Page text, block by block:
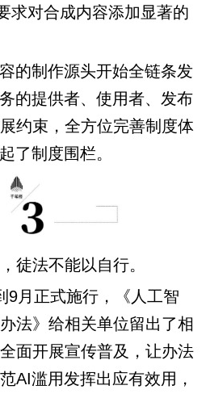
求对合成内容添加显著的
制作源头开始全链条发
的提供者、使用者、发布
约束，全方位完善制度体
了制度围栏。
法不能以自行。
正式施行，《人工智
法》给相关单位留出了相
面开展宣传普及，让办法
AI滥用发挥出应有效用，